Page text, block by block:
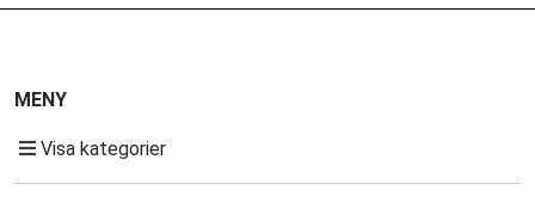
MENY
Visa kategorier